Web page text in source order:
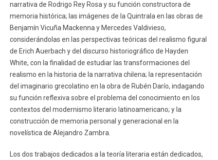
narrativa de Rodrigo Rey Rosa y su función constructora de
memoria histórica; las imágenes de la Quintrala en las obras de
Benjamín Vicuña Mackenna y Mercedes Valdivieso,
considerándolas en las perspectivas teóricas del realismo figural
de Erich Auerbach y del discurso historiográfico de Hayden
White, con la finalidad de estudiar las transformaciones del
realismo en la historia de la narrativa chilena; la representación
del imaginario grecolatino en la obra de Rubén Darío, indagando
su función reflexiva sobre el problema del conocimiento en los
contextos del modernismo literario latinoamericano; y la
construcción de memoria personal y generacional en la
novelística de Alejandro Zambra.
Los dos trabajos dedicados a la teoría literaria están dedicados,